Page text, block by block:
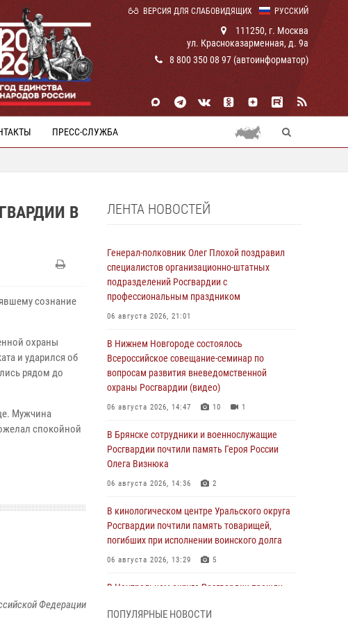
РУССКИЙ
ВЕРСИЯ ДЛЯ СЛАБОВИДЯЩИХ
111250, г. Москва
ул. Красноказарменная, д. 9а
8 800 350 08 97 (автоинформатор)
ПРЕСС-СЛУЖБА
В
сознание
охраны
и ударился об
рядом до
Мужчина
спокойной
Федерации
ЛЕНТА НОВОСТЕЙ
Генерал-полковник Олег Плохой поздравил
специалистов организационно-штатных
подразделений Росгвардии с
профессиональным праздником
06 августа 2026, 21:01
В Нижнем Новгороде состоялось
Всероссийское совещание-семинар по
вопросам развития вневедомственной
охраны Росгвардии (видео)
06 августа 2026, 14:47 10 1
В Брянске сотрудники и военнослужащие
Росгвардии почтили память Героя России
Олега Визнюка
06 августа 2026, 14:36 2
В кинологическом центре Уральского округа
Росгвардии почтили память товарищей,
погибших при исполнении воинского долга
06 августа 2026, 13:29 5
В Центральном округе Росгвардии прошли
И.К. Яковлева
ПОПУЛЯРНЫЕ НОВОСТИ